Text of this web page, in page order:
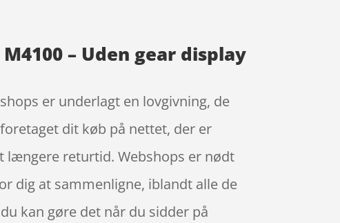
– Uden gear display
er underlagt en lovgivning, de
dit køb på nettet, der er
længere returtid. Webshops er nødt
dig at sammenligne, iblandt alle de
kan gøre det når du sidder på